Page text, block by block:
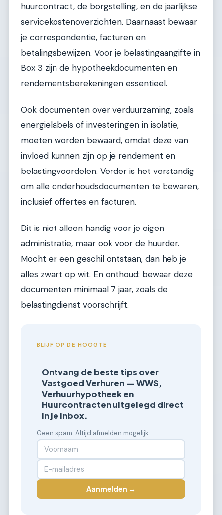
huurcontract, de borgstelling, en de jaarlijkse
servicekostenoverzichten. Daarnaast bewaar
je correspondentie, facturen en
betalingsbewijzen. Voor je belastingaangifte in
Box 3 zijn de hypotheekdocumenten en
rendementsberekeningen essentieel.
Ook documenten over verduurzaming, zoals
energielabels of investeringen in isolatie,
moeten worden bewaard, omdat deze van
invloed kunnen zijn op je rendement en
belastingvoordelen. Verder is het verstandig
om alle onderhoudsdocumenten te bewaren,
inclusief offertes en facturen.
Dit is niet alleen handig voor je eigen
administratie, maar ook voor de huurder.
Mocht er een geschil ontstaan, dan heb je
alles zwart op wit. En onthoud: bewaar deze
documenten minimaal 7 jaar, zoals de
belastingdienst voorschrijft.
BLIJF OP DE HOOGTE
Ontvang de beste tips over
Vastgoed Verhuren — WWS,
Verhuurhypotheek en
Huurcontracten uitgelegd direct
in je inbox.
Geen spam. Altijd afmelden mogelijk.
Aanmelden →